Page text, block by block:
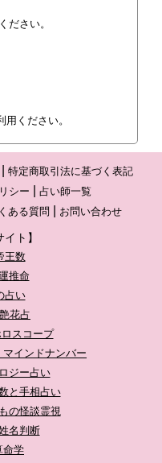
ださい。
ください。
特定商取引法に基づく表記
シー
占い師一覧
ある質問 お問い合わせ
イト】
王数
推命
占い
花占
スコープ
インドナンバー
ジー占い
と手相占い
の怪談霊視
名判断
命学